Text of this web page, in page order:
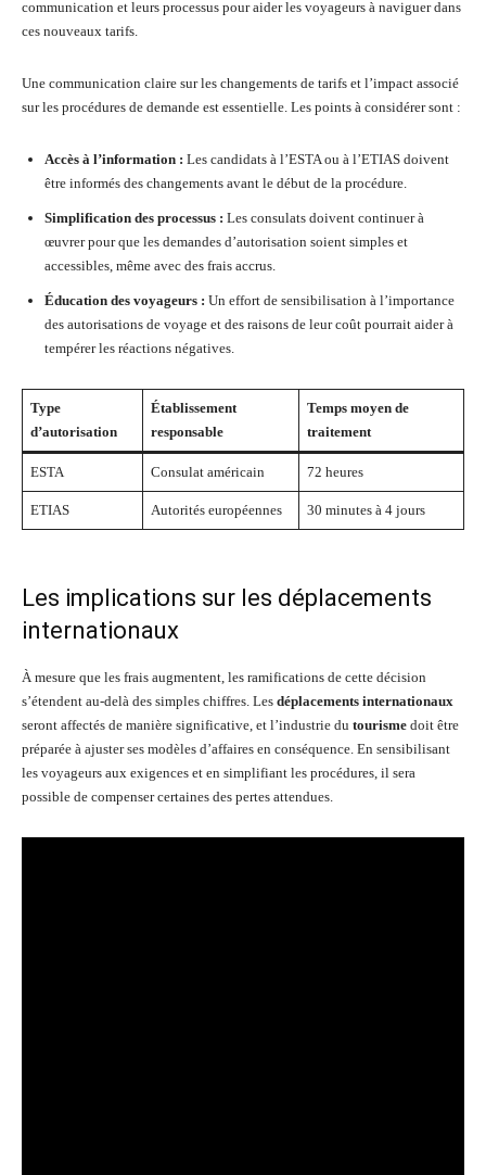
communication et leurs processus pour aider les voyageurs à naviguer dans
ces nouveaux tarifs.
Une communication claire sur les changements de tarifs et l’impact associé
sur les procédures de demande est essentielle. Les points à considérer sont :
Accès à l’information : Les candidats à l’ESTA ou à l’ETIAS doivent
être informés des changements avant le début de la procédure.
Simplification des processus : Les consulats doivent continuer à
œuvrer pour que les demandes d’autorisation soient simples et
accessibles, même avec des frais accrus.
Éducation des voyageurs : Un effort de sensibilisation à l’importance
des autorisations de voyage et des raisons de leur coût pourrait aider à
tempérer les réactions négatives.
Type
d’autorisation
Établissement
responsable
Temps moyen de
traitement
ESTA Consulat américain 72 heures
ETIAS Autorités européennes 30 minutes à 4 jours
Les implications sur les déplacements
internationaux
À mesure que les frais augmentent, les ramifications de cette décision
s’étendent au-delà des simples chiffres. Les déplacements internationaux
seront affectés de manière significative, et l’industrie du tourisme doit être
préparée à ajuster ses modèles d’affaires en conséquence. En sensibilisant
les voyageurs aux exigences et en simplifiant les procédures, il sera
possible de compenser certaines des pertes attendues.